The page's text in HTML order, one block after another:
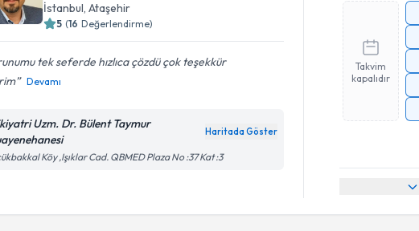
İstanbul, Ataşehir
5 (16 Değerlendirme)
tek seferde hızlıca çözdü çok teşekkür
Devamı
Uzm. Dr. Bülent Taymur
Haritada Göster
Köy ,Işıklar Cad. QBMED Plaza No :37 Kat :3
Takvim
kapalıdır